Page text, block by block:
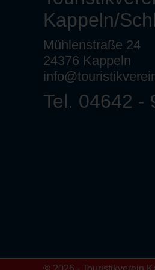
Kappeln/
Mühlenstraße 24
24376 Kappeln
Tel. 04642 -